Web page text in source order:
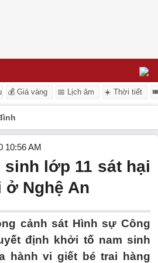
💰 Giá vàng 📅 Lịch âm ☀️ Thời tiết
10:56 AM
lớp 11 sát hại
ở Nghệ An
cảnh sát Hình sự Công
định khởi tố nam sinh
hành vi giết bé trai hàng